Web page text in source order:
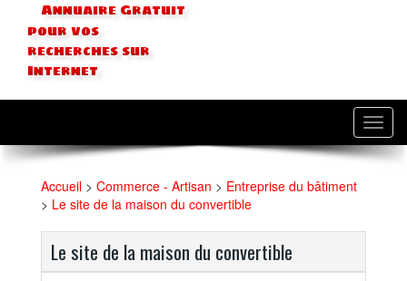
Annuaire Gratuit
pour vos
recherches sur
Internet
Accueil > Commerce - Artisan > Entreprise du bâtiment
> Le site de la maison du convertible
Le site de la maison du convertible